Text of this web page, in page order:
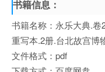
书籍信息：
书籍名称：永乐大典.卷
重写本.2册.台北故宫博
文件格式：pdf